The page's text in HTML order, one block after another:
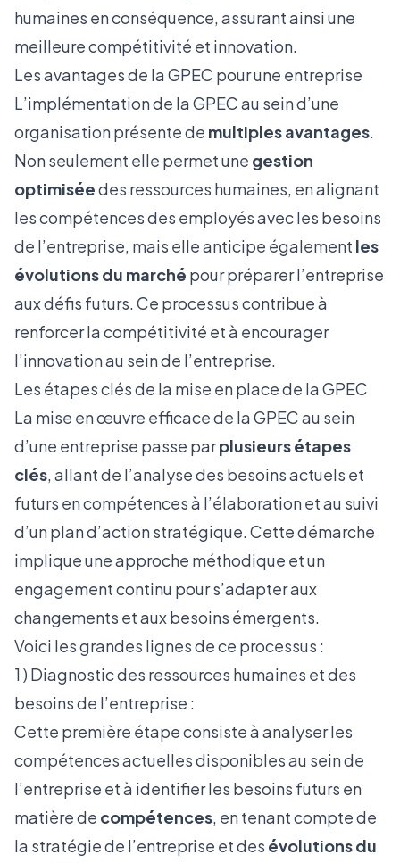
humaines en conséquence, assurant ainsi une
meilleure compétitivité et innovation.
Les avantages de la GPEC pour une entreprise
L’implémentation de la GPEC au sein d’une
organisation présente de multiples avantages.
Non seulement elle permet une gestion
optimiséedes ressources humaines, en alignant
les compétences des employés avec les besoins
de l’entreprise, mais elle anticipe également les
évolutions du marché pour préparer l’entreprise
aux défis futurs. Ce processus contribue à
renforcer la compétitivité et à encourager
l’innovation au sein de l’entreprise.
Les étapes clés de la mise en place de la GPEC
La mise en œuvre efficace de la GPEC au sein
d’une entreprise passe parplusieurs étapes
clés, allant de l’analyse des besoins actuels et
futurs en compétences à l’élaboration et au suivi
d’un plan d’action stratégique. Cette démarche
implique une approche méthodique et un
engagement continu pour s’adapter aux
changements et aux besoins émergents.
Voici les grandes lignes de ce processus :
1 ) Diagnostic des ressources humaines et des
besoins de l’entreprise :
Cette première étape consiste à analyser les
compétences actuelles disponibles au sein de
l’entreprise et à identifier les besoins futurs en
matière de compétences, en tenant compte de
la stratégie de l’entreprise et des évolutions du